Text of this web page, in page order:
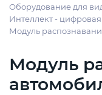
Оборудование для
Интеллект -
Модуль
Модуль